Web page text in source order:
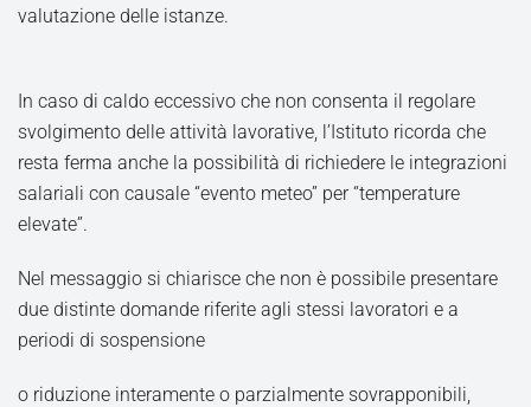
valutazione delle istanze.
In caso di caldo eccessivo che non consenta il regolare
svolgimento delle attività lavorative, l’Istituto ricorda che
resta ferma anche la possibilità di richiedere le integrazioni
salariali con causale “evento meteo” per “temperature
elevate”.
Nel messaggio si chiarisce che non è possibile presentare
due distinte domande riferite agli stessi lavoratori e a
periodi di sospensione
o riduzione interamente o parzialmente sovrapponibili,